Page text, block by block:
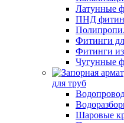
Латунные
ПНД
Фитинги
Фитинги из
Чугунные
для труб
Шаровые